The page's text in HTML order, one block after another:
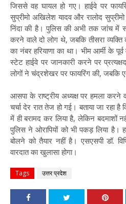
जिससे वह घायल हो गए। हाईवे पर
सुप्रीमो अखिलेश यादव और रालोद
निंदा की है। पुलिस की अभी तक जांच में
करने वाले दो लोग थे, जबकि तीसरा व्यक्ति
का नंबर हरियाणा का था। भीम आर्मी के
स्टेट हाईवे पर जानकारी करने पर
लोगों ने चंद्रशेखर पर फायरिंग की, जबकि
आसपा के राष्ट्रीय अध्यक्ष पर हमला करने
चर्चा देर रात तेज हो गई। बताया जा रहा
में ही बरामद कर लिया है, लेकिन बदमाशों
पुलिस ने ओरापियों को भी पकड़ लिया है।
बोलने को तैयार नहीं है। एसएसपी डॉ.
वारदात का खुलासा होगा।
Tags उत्तर प्रदेश